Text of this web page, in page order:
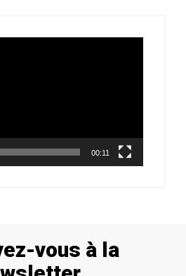
00:11
vous à la